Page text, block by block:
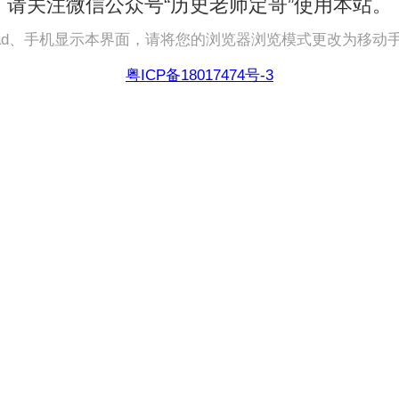
请关注微信公众号“历史老师定哥”使用本站。
、手机显示本界面，请将您的浏览器浏览模式更改为移动
粤ICP备18017474号-3